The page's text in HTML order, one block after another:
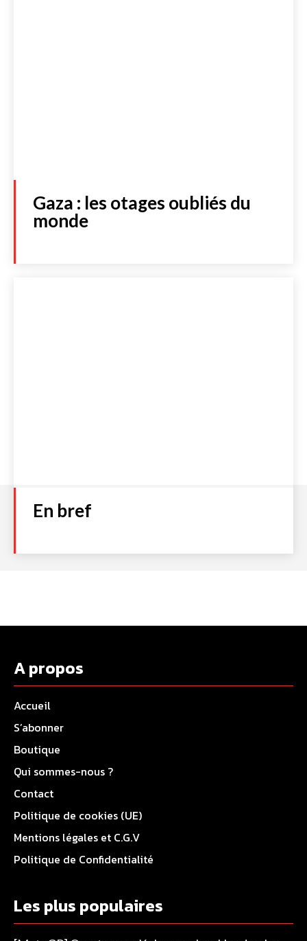
Gaza : les otages oubliés du
monde
En bref
A propos
Accueil
S’abonner
Boutique
Qui sommes-nous ?
Contact
Politique de cookies (UE)
Mentions légales et C.G.V
Politique de Confidentialité
Les plus populaires